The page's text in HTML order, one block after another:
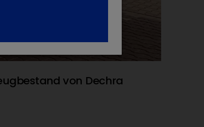
von Dechra